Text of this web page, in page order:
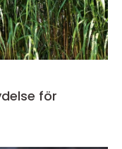
för